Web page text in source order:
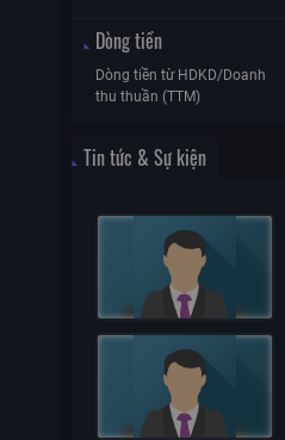
Dòng tiền
Dòng tiền từ HDKD/Doanh
thu thuần (TTM)
Tin tức & Sự kiện